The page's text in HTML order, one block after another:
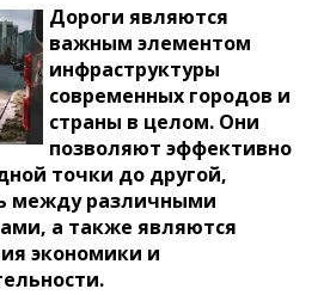
Дороги являются
важным элементом
инфраструктуры
современных городов и
страны в целом. Они
позволяют эффективно
точки до другой,
между различными
а также являются
экономики и